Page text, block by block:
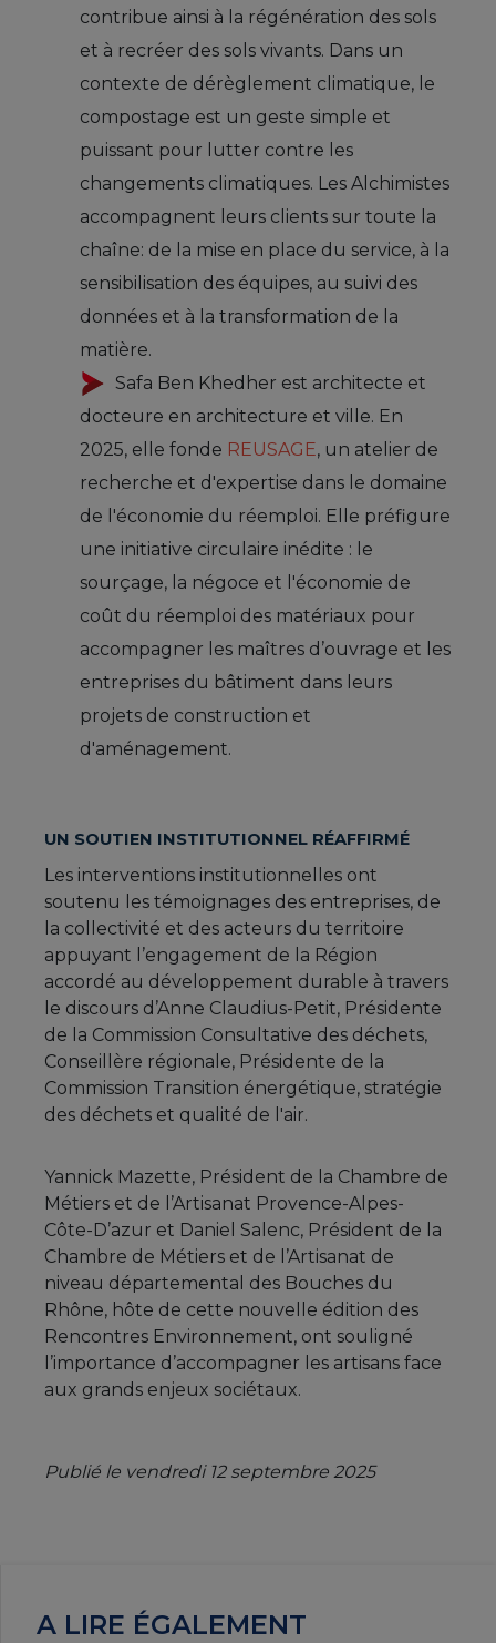
contribue ainsi à la régénération des sols
et à recréer des sols vivants. Dans un
contexte de dérèglement climatique, le
compostage est un geste simple et
puissant pour lutter contre les
changements climatiques. Les Alchimistes
accompagnent leurs clients sur toute la
chaîne: de la mise en place du service, à la
sensibilisation des équipes, au suivi des
données et à la transformation de la
matière.
Safa Ben Khedher est architecte et
docteure en architecture et ville. En
2025, elle fonde REUSAGE, un atelier de
recherche et d'expertise dans le domaine
de l'économie du réemploi. Elle préfigure
une initiative circulaire inédite : le
sourçage, la négoce et l'économie de
coût du réemploi des matériaux pour
accompagner les maîtres d’ouvrage et les
entreprises du bâtiment dans leurs
projets de construction et
d'aménagement.
UN SOUTIEN INSTITUTIONNEL RÉAFFIRMÉ
Les interventions institutionnelles ont
soutenu les témoignages des entreprises, de
la collectivité et des acteurs du territoire
appuyant l’engagement de la Région
accordé au développement durable à travers
le discours d’Anne Claudius-Petit, Présidente
de la Commission Consultative des déchets,
Conseillère régionale, Présidente de la
Commission Transition énergétique, stratégie
des déchets et qualité de l'air.
Yannick Mazette, Président de la Chambre de
Métiers et de l’Artisanat Provence-Alpes-
Côte-D’azur et Daniel Salenc, Président de la
Chambre de Métiers et de l’Artisanat de
niveau départemental des Bouches du
Rhône, hôte de cette nouvelle édition des
Rencontres Environnement, ont souligné
l’importance d’accompagner les artisans face
aux grands enjeux sociétaux.
Publié le vendredi 12 septembre 2025
A LIRE ÉGALEMENT